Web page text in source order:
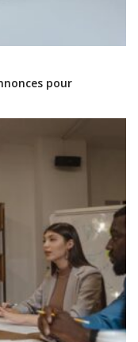
pour